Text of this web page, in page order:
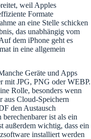
weil Apples
Formate
an eine Stelle schicken
das unabhängig vom
dem iPhone geht es
in eine allgemein
Geräte und Apps
mit JPG, PNG oder WEBP.
Rolle, besonders wenn
aus Cloud-Speichern
den Austausch
ist als ein
außerdem wichtig, dass ein
installiert werden